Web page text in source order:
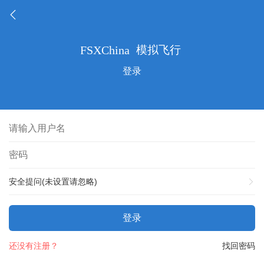
登录
安全提问(未设置请忽略)
登录
找回密码
还没有注册？